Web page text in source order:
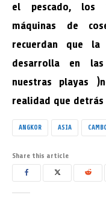
el pescado, los
máquinas de
recuerdan que
desarrolla en
nuestras playas
realidad que
ANGKOR ASIA
Share this article